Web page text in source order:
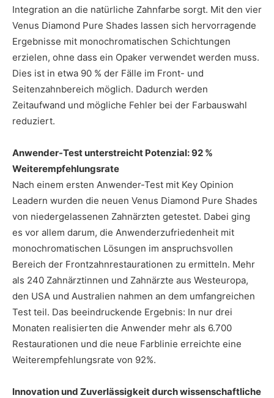
Integration an die natürliche Zahnfarbe sorgt. Mit den vier
Venus Diamond Pure Shades lassen sich hervorragende
Ergebnisse mit monochromatischen Schichtungen
erzielen, ohne dass ein Opaker verwendet werden muss.
Dies ist in etwa 90 % der Fälle im Front- und
Seitenzahnbereich möglich. Dadurch werden
Zeitaufwand und mögliche Fehler bei der Farbauswahl
reduziert.
Anwender-Test unterstreicht Potenzial: 92 %
Weiterempfehlungsrate
Nach einem ersten Anwender-Test mit Key Opinion
Leadern wurden die neuen Venus Diamond Pure Shades
von niedergelassenen Zahnärzten getestet. Dabei ging
es vor allem darum, die Anwenderzufriedenheit mit
monochromatischen Lösungen im anspruchsvollen
Bereich der Frontzahnrestaurationen zu ermitteln. Mehr
als 240 Zahnärztinnen und Zahnärzte aus Westeuropa,
den USA und Australien nahmen an dem umfangreichen
Test teil. Das beeindruckende Ergebnis: In nur drei
Monaten realisierten die Anwender mehr als 6.700
Restaurationen und die neue Farblinie erreichte eine
Weiterempfehlungsrate von 92%.
Innovation und Zuverlässigkeit durch wissenschaftliche